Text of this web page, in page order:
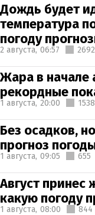
Дождь будет
температура
погоду
2 августа, 06:57 2692
Жара в начале
рекордные
1 августа, 20:00 1538
Без осадков,
прогноз
1 августа, 09:05 655
Август принес
какую погоду
1 августа, 08:00 844